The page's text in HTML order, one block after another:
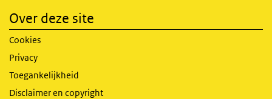
Over deze site
Cookies
Privacy
Toegankelijkheid
Disclaimer en copyright